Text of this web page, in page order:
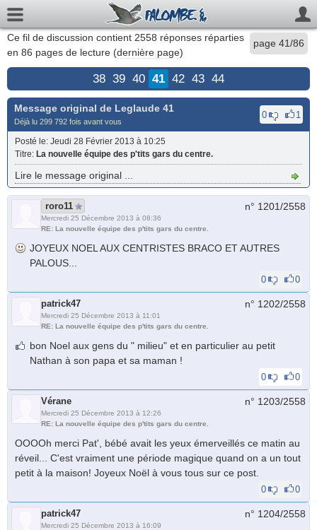
page 41/86
Ce fil de discussion contient 2558 réponses réparties
en 86 pages de lecture (dernière page)
38 39 40 41 42 43 44
Message original de Leglaude 41
Déjà lu 299 792 fois avant vous
0 1
Posté le: Jeudi 28 Février 2013 à 10:25
Titre: La nouvelle équipe des p'tits gars du centre.
Lire le message original ...
roro11
Mercredi 25 Décembre 2013 à 08:36
RE: La nouvelle équipe des p'tits gars du centre.
n° 1201/2558
JOYEUX NOEL AUX CENTRISTES BRACO ET AUTRES
PALOUS...
0 0
patrick47
Mercredi 25 Décembre 2013 à 11:01
RE: La nouvelle équipe des p'tits gars du centre.
n° 1202/2558
bon Noel aux gens du " milieu" et en particulier au petit
Nathan à son papa et sa maman !
0 0
Vérane
Mercredi 25 Décembre 2013 à 12:26
RE: La nouvelle équipe des p'tits gars du centre.
n° 1203/2558
OOOOh merci Pat', bébé avait les yeux émerveillés ce matin au
réveil... C'est vraiment une période magique quand on a un tout
petit à la maison! Joyeux Noël à vous tous sur ce post.
0 0
patrick47
Mercredi 25 Décembre 2013 à 16:09
n° 1204/2558